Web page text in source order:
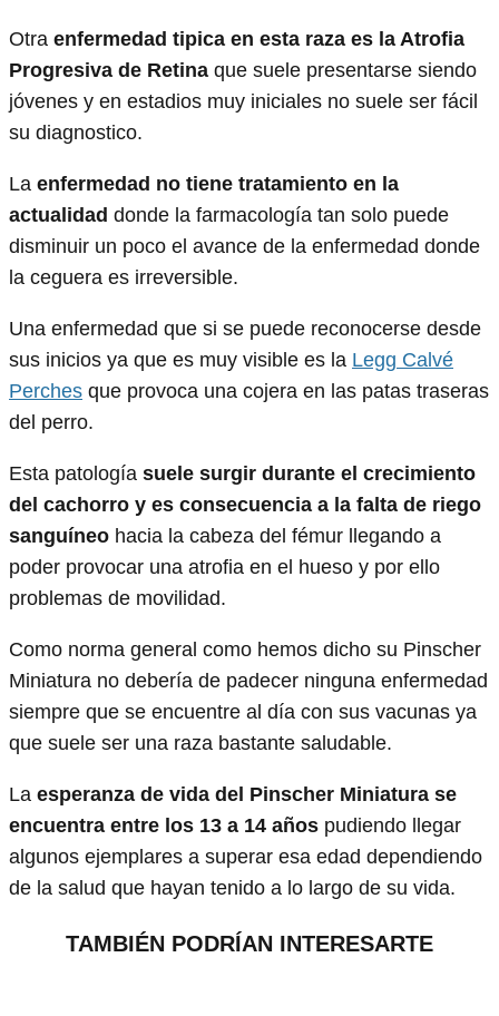
Otra enfermedad tipica en esta raza es la Atrofia
Progresiva de Retina que suele presentarse siendo
jóvenes y en estadios muy iniciales no suele ser fácil
su diagnostico.
La enfermedad no tiene tratamiento en la
actualidad donde la farmacología tan solo puede
disminuir un poco el avance de la enfermedad donde
la ceguera es irreversible.
Una enfermedad que si se puede reconocerse desde
sus inicios ya que es muy visible es la Legg Calvé
Perches que provoca una cojera en las patas traseras
del perro.
Esta patología suele surgir durante el crecimiento
del cachorro y es consecuencia a la falta de riego
sanguíneo hacia la cabeza del fémur llegando a
poder provocar una atrofia en el hueso y por ello
problemas de movilidad.
Como norma general como hemos dicho su Pinscher
Miniatura no debería de padecer ninguna enfermedad
siempre que se encuentre al día con sus vacunas ya
que suele ser una raza bastante saludable.
La esperanza de vida del Pinscher Miniatura se
encuentra entre los 13 a 14 años pudiendo llegar
algunos ejemplares a superar esa edad dependiendo
de la salud que hayan tenido a lo largo de su vida.
TAMBIÉN PODRÍAN INTERESARTE